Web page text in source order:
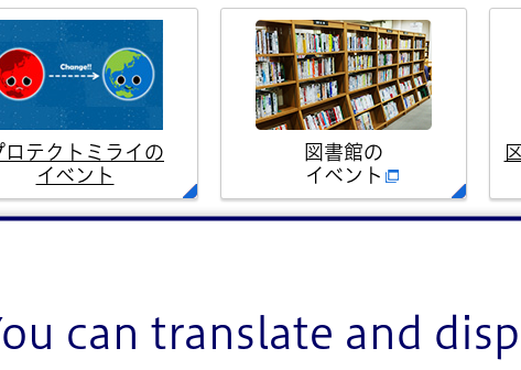
can translate and
ロテクトミライの
イベント
図書館の
イベント
イベント一覧